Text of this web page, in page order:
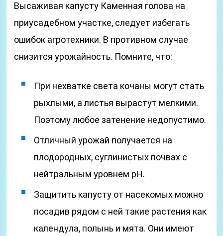
Высаживая капусту Каменная голова на
приусадебном участке, следует избегать
ошибок агротехники. В противном случае
снизится урожайность. Помните, что:
При нехватке света кочаны могут стать
рыхлыми, а листья вырастут мелкими.
Поэтому любое затенение недопустимо.
Отличный урожай получается на
плодородных, суглинистых почвах с
нейтральным уровнем pH.
Защитить капусту от насекомых можно
посадив рядом с ней такие растения как
календула, полынь и мята. Они имеют